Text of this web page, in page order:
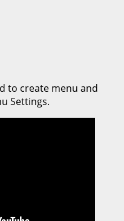
to create menu and
Settings.